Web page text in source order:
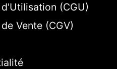
(CGU)
Vente (CGV)